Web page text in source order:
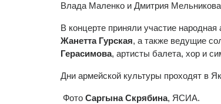
Влада Маленко и Дмитрия Мельникова
В концерте приняли участие
Жанетта Гурская, а также ведущие
Герасимова, артисты балета, хор и
Дни армейской культуры проходят в
Фото Саргына Скрябина, ЯСИА.